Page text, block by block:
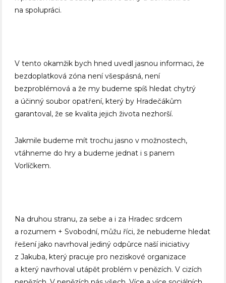
na spolupráci.
V tento okamžik bych hned uvedl jasnou informaci, že
bezdoplatková zóna není všespásná, není
bezproblémová a že my budeme spíš hledat chytrý
a účinný soubor opatření, který by Hradečákům
garantoval, že se kvalita jejich života nezhorší.
Jakmile budeme mít trochu jasno v možnostech,
vtáhneme do hry a budeme jednat i s panem
Vorlíčkem.
Na druhou stranu, za sebe a i za Hradec srdcem
a rozumem + Svobodní, můžu říci, že nebudeme hledat
řešení jako navrhoval jediný odpůrce naší iniciativy
z Jakuba, který pracuje pro neziskové organizace
a který navrhoval utápět problém v penězích. V cizích